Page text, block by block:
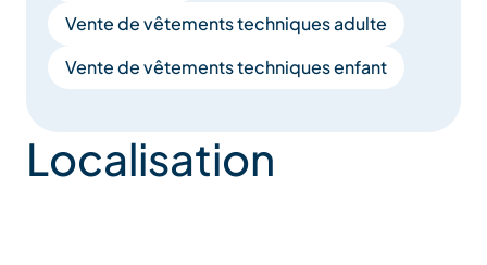
Vente de vêtements techniques adulte
Vente de vêtements techniques enfant
Localisation